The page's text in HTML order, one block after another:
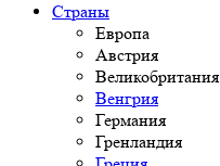
Страны
Европа
Австрия
Великобритания
Венгрия
Германия
Гренландия